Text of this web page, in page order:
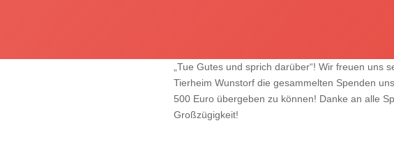
„Tue Gutes und sprich darüber“! Wir freuen uns
Tierheim Wunstorf die gesammelten Spenden
500 Euro übergeben zu können! Danke an alle
Großzügigkeit!